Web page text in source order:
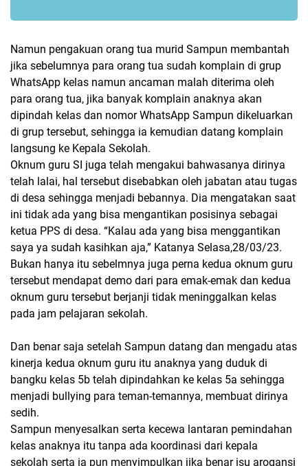
Namun pengakuan orang tua murid Sampun membantah
jika sebelumnya para orang tua sudah komplain di grup
WhatsApp kelas namun ancaman malah diterima oleh
para orang tua, jika banyak komplain anaknya akan
dipindah kelas dan nomor WhatsApp Sampun dikeluarkan
di grup tersebut, sehingga ia kemudian datang komplain
langsung ke Kepala Sekolah.
Oknum guru SI juga telah mengakui bahwasanya dirinya
telah lalai, hal tersebut disebabkan oleh jabatan atau tugas
di desa sehingga menjadi bebannya. Dia mengatakan saat
ini tidak ada yang bisa mengantikan posisinya sebagai
ketua PPS di desa. “Kalau ada yang bisa menggantikan
saya ya sudah kasihkan aja,” Katanya Selasa,28/03/23.
Bukan hanya itu sebelmnya juga perna kedua oknum guru
tersebut mendapat demo dari para emak-emak dan kedua
oknum guru tersebut berjanji tidak meninggalkan kelas
pada jam pelajaran sekolah.
Dan benar saja setelah Sampun datang dan mengadu atas
kinerja kedua oknum guru itu anaknya yang duduk di
bangku kelas 5b telah dipindahkan ke kelas 5a sehingga
menjadi bullying para teman-temannya, membuat dirinya
sedih.
Sampun menyesalkan serta kecewa lantaran pemindahan
kelas anaknya itu tanpa ada koordinasi dari kepala
sekolah serta ia pun menyimpulkan jika benar isu arogansi